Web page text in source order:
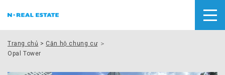
Trang chủ > Căn hộ chung cư＞
Opal Tower